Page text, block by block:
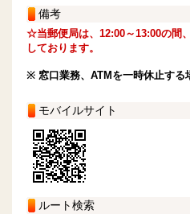
備考
☆当郵便局は、12:00～13:00の間
しております。
※ 窓口業務、ATMを一時休止する
モバイルサイト
ルート検索